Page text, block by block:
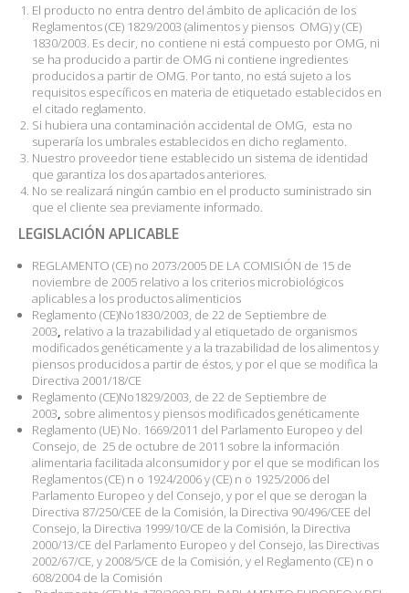
El producto no entra dentro del ámbito de aplicación de los
Reglamentos (CE) 1829/2003 (alimentos y piensos OMG) y (CE)
1830/2003. Es decir, no contiene ni está compuesto por OMG, ni
se ha producido a partir de OMG ni contiene ingredientes
producidos a partir de OMG. Por tanto, no está sujeto a los
requisitos específicos en materia de etiquetado establecidos en
el citado reglamento.
Si hubiera una contaminación accidental de OMG, esta no
superaría los umbrales establecidos en dicho reglamento.
Nuestro proveedor tiene establecido un sistema de identidad
que garantiza los dos apartados anteriores.
No se realizará ningún cambio en el producto suministrado sin
que el cliente sea previamente informado.
LEGISLACIÓN APLICABLE
REGLAMENTO (CE) no 2073/2005 DE LA COMISIÓN de 15 de
noviembre de 2005 relativo a los criterios microbiológicos
aplicables a los productos alimenticios
Reglamento (CE)No1830/2003, de 22 de Septiembre de
2003, relativo a la trazabilidad y al etiquetado de organismos
modificados genéticamente y a la trazabilidad de los alimentos y
piensos producidos a partir de éstos, y por el que se modifica la
Directiva 2001/18/CE
Reglamento (CE)No1829/2003, de 22 de Septiembre de
2003, sobre alimentos y piensos modificados genéticamente
Reglamento (UE) No. 1669/2011 del Parlamento Europeo y del
Consejo, de 25 de octubre de 2011 sobre la información
alimentaria facilitada alconsumidor y por el que se modifican los
Reglamentos (CE) n o 1924/2006 y (CE) n o 1925/2006 del
Parlamento Europeo y del Consejo, y por el que se derogan la
Directiva 87/250/CEE de la Comisión, la Directiva 90/496/CEE del
Consejo, la Directiva 1999/10/CE de la Comisión, la Directiva
2000/13/CE del Parlamento Europeo y del Consejo, las Directivas
2002/67/CE, y 2008/5/CE de la Comisión, y el Reglamento (CE) n o
608/2004 de la Comisión